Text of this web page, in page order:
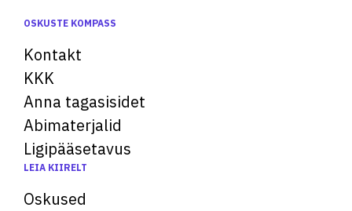
OSKUSTE KOMPASS
Kontakt
KKK
Anna tagasisidet
Abimaterjalid
Ligipääsetavus
LEIA KIIRELT
Oskused